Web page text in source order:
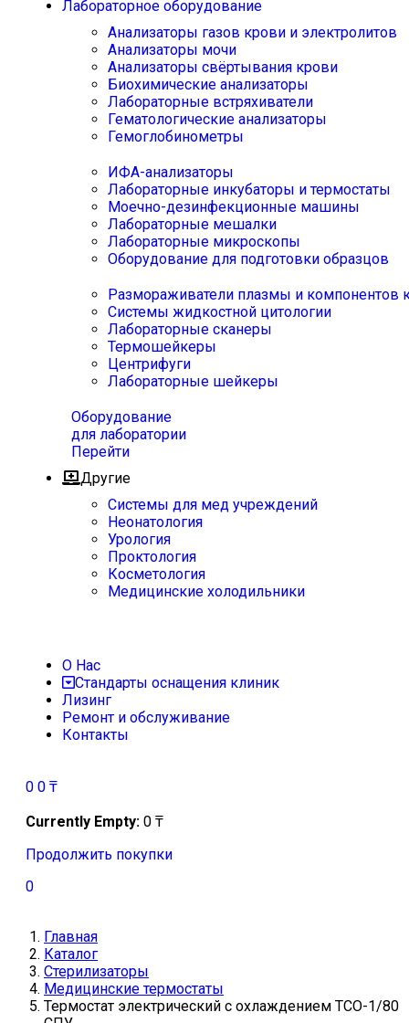
Лабораторное оборудование
Анализаторы газов крови и электролитов
Анализаторы мочи
Анализаторы свёртывания крови
Биохимические анализаторы
Лабораторные встряхиватели
Гематологические анализаторы
Гемоглобинометры
ИФА-анализаторы
Лабораторные инкубаторы и термостаты
Моечно-дезинфекционные машины
Лабораторные мешалки
Лабораторные микроскопы
Оборудование для подготовки образцов
Размораживатели плазмы и компонентов
Системы жидкостной цитологии
Лабораторные сканеры
Термошейкеры
Центрифуги
Лабораторные шейкеры
Оборудование
для лаборатории
Перейти
Другие
Системы для мед учреждений
Неонатология
Урология
Проктология
Косметология
Медицинские холодильники
О Нас
Стандарты оснащения клиник
Лизинг
Ремонт и обслуживание
Контакты
0 0 ₸
Currently Empty: 0 ₸
Продолжить покупки
0
Главная
Каталог
Стерилизаторы
Медицинские термостаты
Термостат электрический с охлаждением ТСО-1/80